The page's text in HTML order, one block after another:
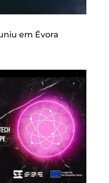
em Évora